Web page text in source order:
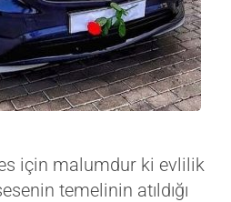
için malumdur ki evlilik
temelinin atıldığı